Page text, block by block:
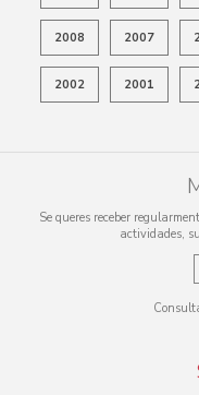
2008 2007
2002 2001
Se queres receber
actividades,